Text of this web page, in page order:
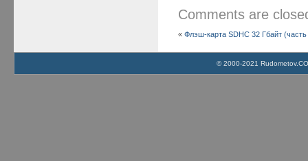
Comments are
«Флэш-карта SDHC 32 Гбайт
© 2000-2021